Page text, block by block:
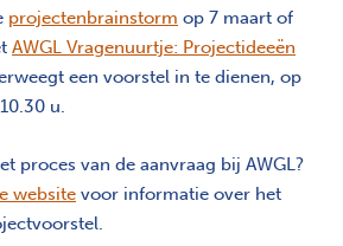
projectenbrainstorm op 7 maart of
AWGL Vragenuurtje: Projectideeën
een voorstel in te dienen, op
u.
proces van de aanvraag bij AWGL?
website voor informatie over het